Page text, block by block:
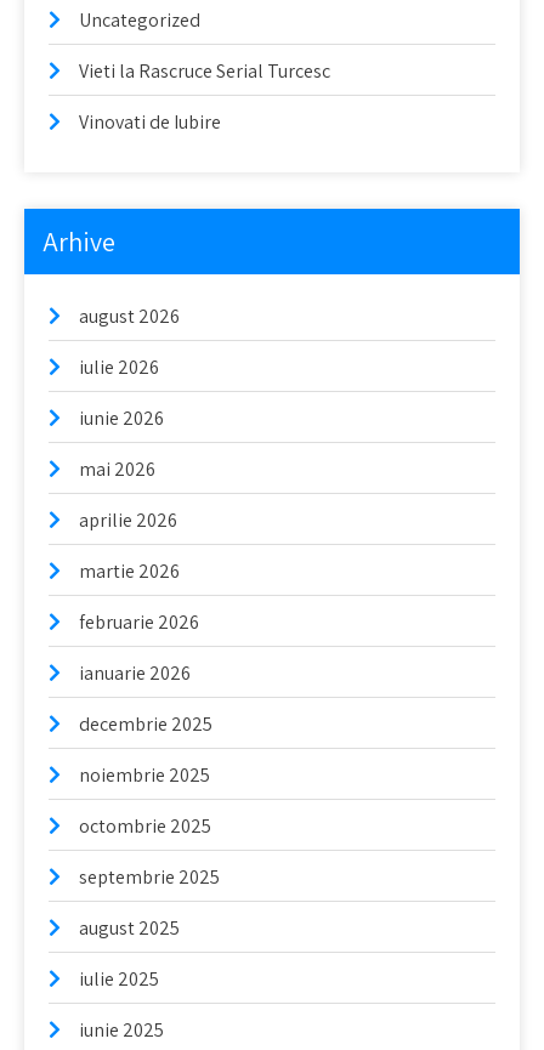
Uncategorized
Vieti la Rascruce Serial Turcesc
Vinovati de Iubire
Arhive
august 2026
iulie 2026
iunie 2026
mai 2026
aprilie 2026
martie 2026
februarie 2026
ianuarie 2026
decembrie 2025
noiembrie 2025
octombrie 2025
septembrie 2025
august 2025
iulie 2025
iunie 2025